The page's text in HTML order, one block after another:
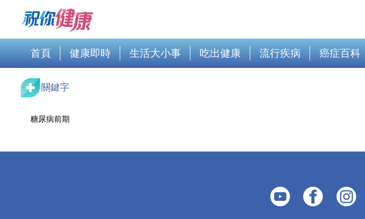
首頁 健康即時 生活大小事 吃出健康 流行疾病 癌症百科
關鍵字
糖尿病前期